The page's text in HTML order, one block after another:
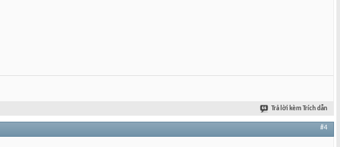
Trả lời kèm Trích dẫn
#4